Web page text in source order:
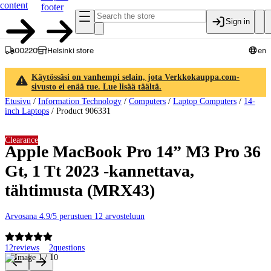
content
footer
Sign in
00220 Helsinki store en
Käytössäsi on vanhempi selain, jota Verkkokauppa.com-
sivusto ei enää tue. Lue lisää täältä.
Etusivu / Information Technology / Computers / Laptop Computers / 14-
inch Laptops / Product 906331
Apple MacBook Pro 14” M3 Pro 36
Gt, 1 Tt 2023 -kannettava,
tähtimusta (MRX43)
Arvosana 4.9/5 perustuen 12 arvosteluun
12reviews 2questions
Clearance